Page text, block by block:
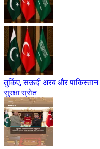
तुर्किए, सऊदी अरब और पाकिस्तान
सुरक्षा स्रोत